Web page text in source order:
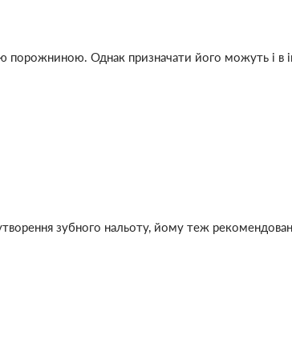
порожниною. Однак призначати його можуть і в
зубного нальоту, йому теж